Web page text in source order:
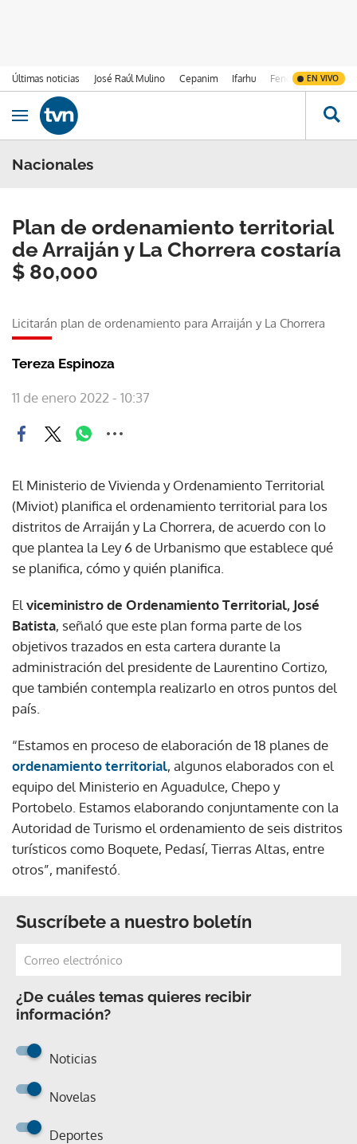
Últimas noticias José Raúl Mulino Cepanim Ifarhu Fenómeno de El
EN VIVO
Ir al contenido
Obrir navegació
Nacionales
Plan de ordenamiento territorial
de Arraiján y La Chorrera costaría
$ 80,000
Licitarán plan de ordenamiento para Arraiján y La Chorrera
Tereza Espinoza
11 de enero 2022 - 10:37
El Ministerio de Vivienda y Ordenamiento Territorial
(Miviot) planifica el ordenamiento territorial para los
distritos de Arraiján y La Chorrera, de acuerdo con lo
que plantea la Ley 6 de Urbanismo que establece qué
se planifica, cómo y quién planifica.
El viceministro de Ordenamiento Territorial, José
Batista, señaló que este plan forma parte de los
objetivos trazados en esta cartera durante la
administración del presidente de Laurentino Cortizo,
que también contempla realizarlo en otros puntos del
país.
“Estamos en proceso de elaboración de 18 planes de
ordenamiento territorial, algunos elaborados con el
equipo del Ministerio en Aguadulce, Chepo y
Portobelo. Estamos elaborando conjuntamente con la
Autoridad de Turismo el ordenamiento de seis distritos
turísticos como Boquete, Pedasí, Tierras Altas, entre
otros”, manifestó.
Suscríbete a nuestro boletín
¿De cuáles temas quieres recibir
información?
Noticias
Novelas
Deportes